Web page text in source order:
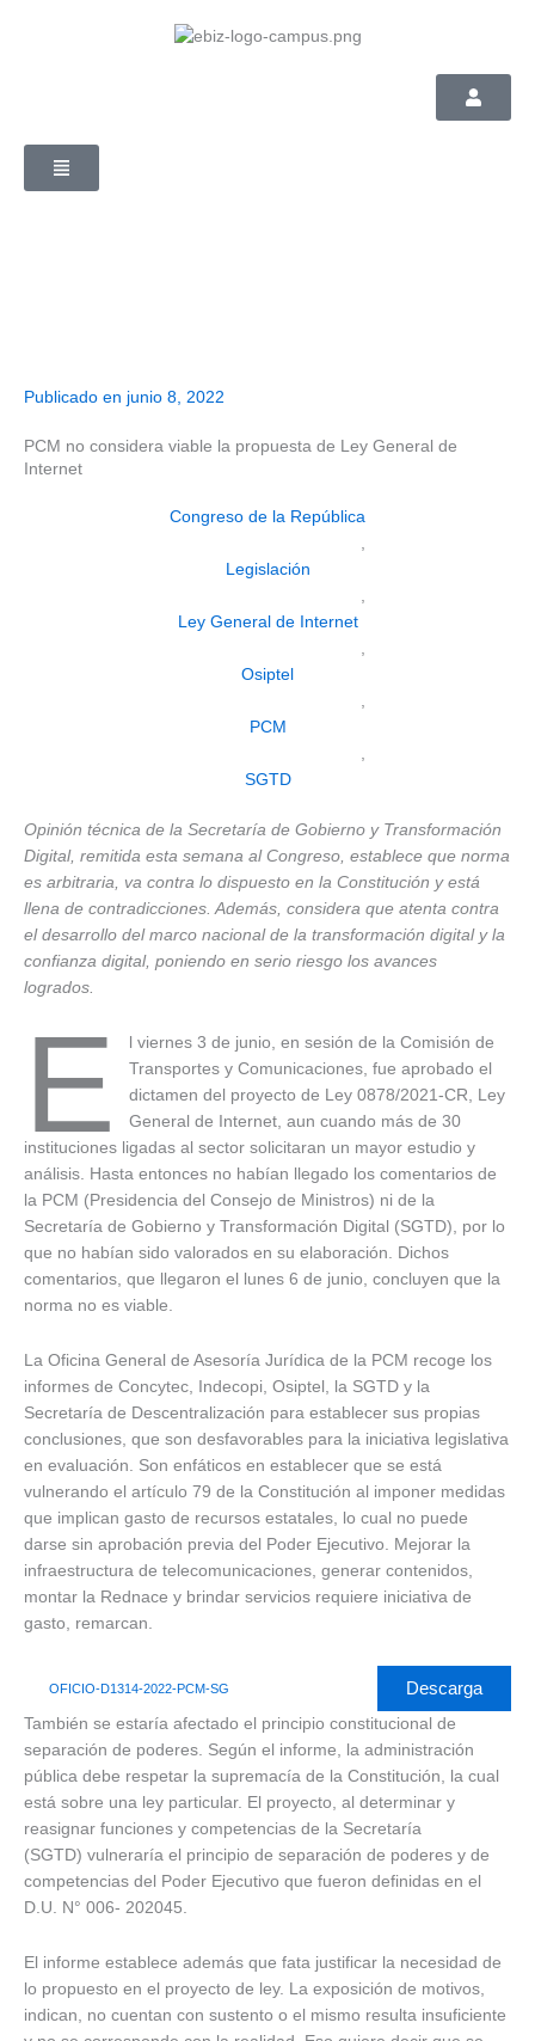
Publicado en junio 8, 2022
PCM no considera viable la propuesta de Ley General de
Internet
Congreso de la República
,
Legislación
,
Ley General de Internet
,
Osiptel
,
PCM
,
SGTD
Opinión técnica de la Secretaría de Gobierno y Transformación
Digital, remitida esta semana al Congreso, establece que norma
es arbitraria, va contra lo dispuesto en la Constitución y está
llena de contradicciones. Además, considera que atenta contra
el desarrollo del marco nacional de la transformación digital y la
confianza digital, poniendo en serio riesgo los avances
logrados.
E
l viernes 3 de junio, en sesión de la Comisión de
Transportes y Comunicaciones, fue aprobado el
dictamen del proyecto de Ley 0878/2021-CR, Ley
General de Internet, aun cuando más de 30
instituciones ligadas al sector solicitaran un mayor estudio y
análisis. Hasta entonces no habían llegado los comentarios de
la PCM (Presidencia del Consejo de Ministros) ni de la
Secretaría de Gobierno y Transformación Digital (SGTD), por lo
que no habían sido valorados en su elaboración. Dichos
comentarios, que llegaron el lunes 6 de junio, concluyen que la
norma no es viable.
La Oficina General de Asesoría Jurídica de la PCM recoge los
informes de Concytec, Indecopi, Osiptel, la SGTD y la
Secretaría de Descentralización para establecer sus propias
conclusiones, que son desfavorables para la iniciativa legislativa
en evaluación. Son enfáticos en establecer que se está
vulnerando el artículo 79 de la Constitución al imponer medidas
que implican gasto de recursos estatales, lo cual no puede
darse sin aprobación previa del Poder Ejecutivo. Mejorar la
infraestructura de telecomunicaciones, generar contenidos,
montar la Rednace y brindar servicios requiere iniciativa de
gasto, remarcan.
OFICIO-D1314-2022-PCM-SG Descarga
También se estaría afectado el principio constitucional de
separación de poderes. Según el informe, la administración
pública debe respetar la supremacía de la Constitución, la cual
está sobre una ley particular. El proyecto, al determinar y
reasignar funciones y competencias de la Secretaría
(SGTD) vulneraría el principio de separación de poderes y de
competencias del Poder Ejecutivo que fueron definidas en el
D.U. N° 006- 202045.
El informe establece además que fata justificar la necesidad de
lo propuesto en el proyecto de ley. La exposición de motivos,
indican, no cuentan con sustento o el mismo resulta insuficiente